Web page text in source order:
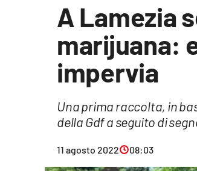
A Lamezia
marijuana:
impervia
Una prima raccolta, in
della Gdf a seguito di
11 agosto 2022 08:03